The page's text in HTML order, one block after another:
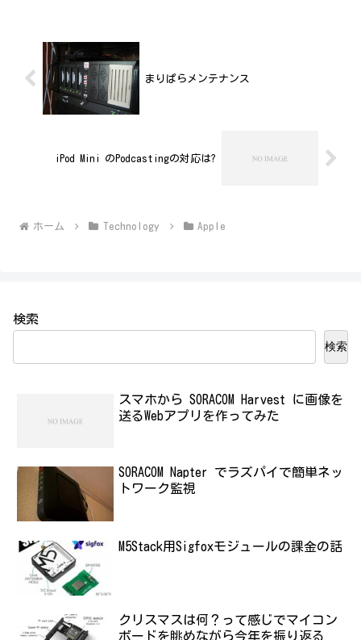
まりぱらメンテナンス
iPod Mini のPodcastingの対応は?
ホーム Technology Apple
検索
検索
スマホから SORACOM Harvest に画像を
送るWebアプリを作ってみた
SORACOM Napter でラズパイで簡単ネッ
トワーク監視
M5Stack用Sigfoxモジュールの課金の話
クリスマスは何？って感じでマイコン
ボードを眺めながら今年を振り返る